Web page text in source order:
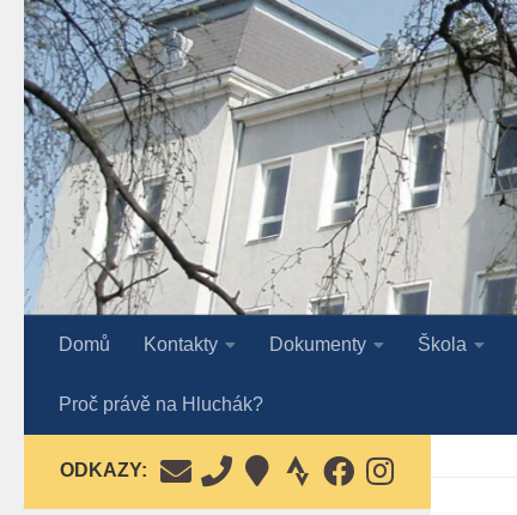
Skip to content
Domů Kontakty Dokumenty Škola
Proč právě na Hluchák?
ODKAZY: